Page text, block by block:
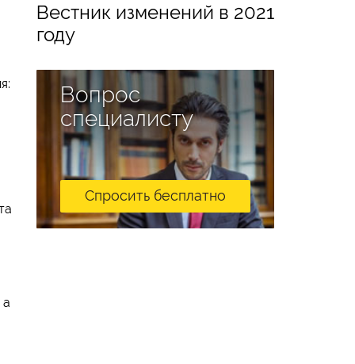
а
Вестник изменений в 2021
году
Вопрос
специалисту
Спросить бесплатно